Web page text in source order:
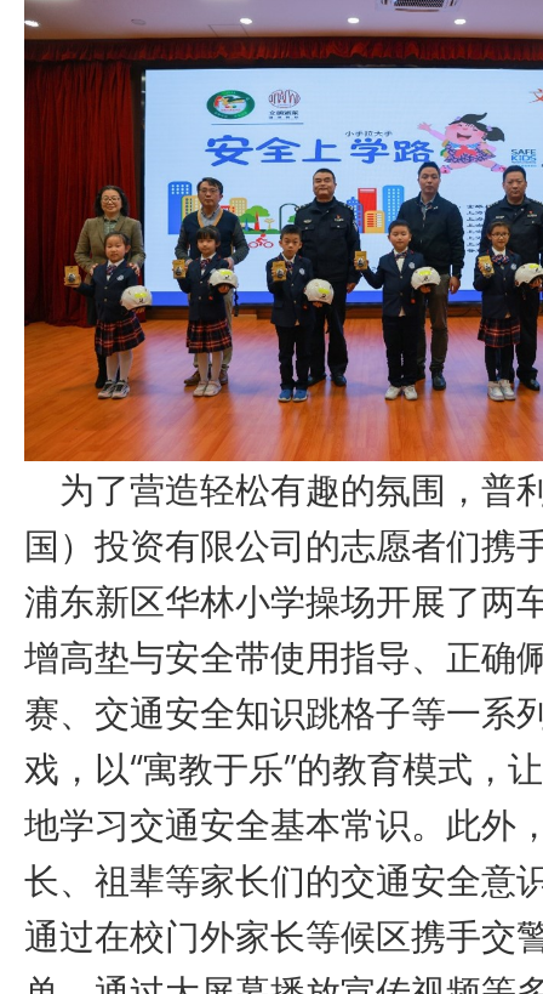
为了营造轻松有趣的氛围，普
国）投资有限公司的志愿者们携
浦东新区华林小学操场开展了两
增高垫与安全带使用指导、正确
赛、交通安全知识跳格子等一系
戏，以“寓教于乐”的教育模式，
地学习交通安全基本常识。此外
长、祖辈等家长们的交通安全意
通过在校门外家长等候区携手交